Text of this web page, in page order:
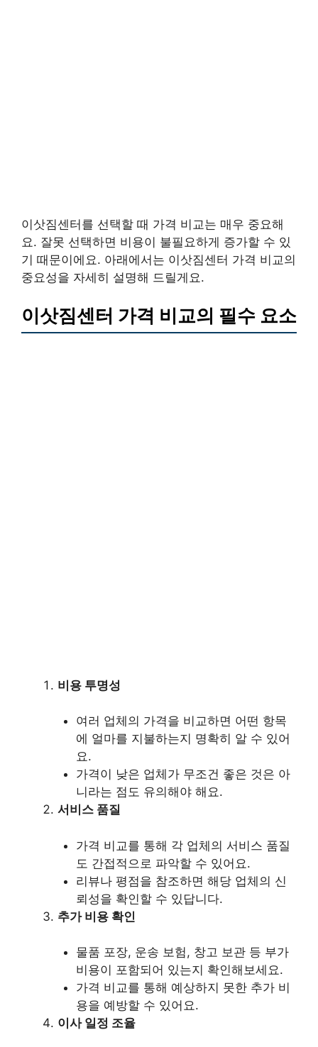
이삿짐센터를 선택할 때 가격 비교는 매우 중요해
요. 잘못 선택하면 비용이 불필요하게 증가할 수 있
기 때문이에요. 아래에서는 이삿짐센터 가격 비교의
중요성을 자세히 설명해 드릴게요.
이삿짐센터 가격 비교의 필수 요소
비용 투명성
여러 업체의 가격을 비교하면 어떤 항목
에 얼마를 지불하는지 명확히 알 수 있어
요.
가격이 낮은 업체가 무조건 좋은 것은 아
니라는 점도 유의해야 해요.
서비스 품질
가격 비교를 통해 각 업체의 서비스 품질
도 간접적으로 파악할 수 있어요.
리뷰나 평점을 참조하면 해당 업체의 신
뢰성을 확인할 수 있답니다.
추가 비용 확인
물품 포장, 운송 보험, 창고 보관 등 부가
비용이 포함되어 있는지 확인해보세요.
가격 비교를 통해 예상하지 못한 추가 비
용을 예방할 수 있어요.
이사 일정 조율